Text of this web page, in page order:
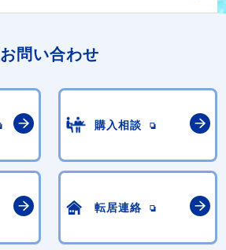
お問い合わせ
購入相談
転居連絡